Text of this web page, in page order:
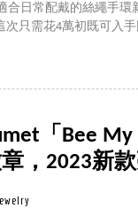
合日常配戴的絲繩手環
次只需花4萬初既可入
「Bee
，2023新